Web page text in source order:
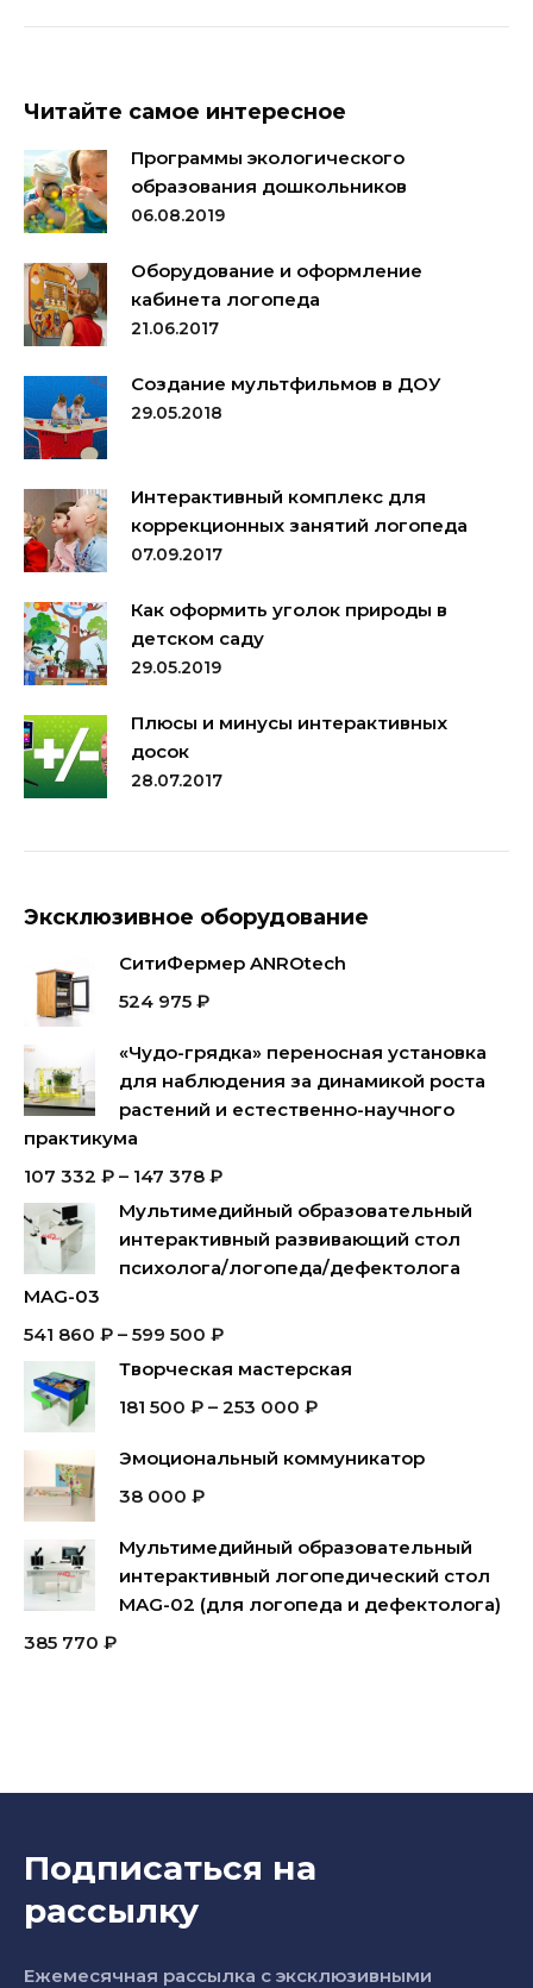
Читайте самое интересное
Программы экологического
образования дошкольников
06.08.2019
Оборудование и оформление
кабинета логопеда
21.06.2017
Создание мультфильмов в ДОУ
29.05.2018
Интерактивный комплекс для
коррекционных занятий логопеда
07.09.2017
Как оформить уголок природы в
детском саду
29.05.2019
Плюсы и минусы интерактивных
досок
28.07.2017
Эксклюзивное оборудование
СитиФермер ANROtech
524 975 ₽
«Чудо-грядка» переносная установка
для наблюдения за динамикой роста
растений и естественно-научного
практикума
107 332 ₽ – 147 378 ₽
Мультимедийный образовательный
интерактивный развивающий стол
психолога/логопеда/дефектолога
MAG-03
541 860 ₽ – 599 500 ₽
Творческая мастерская
181 500 ₽ – 253 000 ₽
Эмоциональный коммуникатор
38 000 ₽
Мультимедийный образовательный
интерактивный логопедический стол
MAG-02 (для логопеда и дефектолога)
385 770 ₽
Подписаться на
рассылку
Ежемесячная рассылка с эксклюзивными